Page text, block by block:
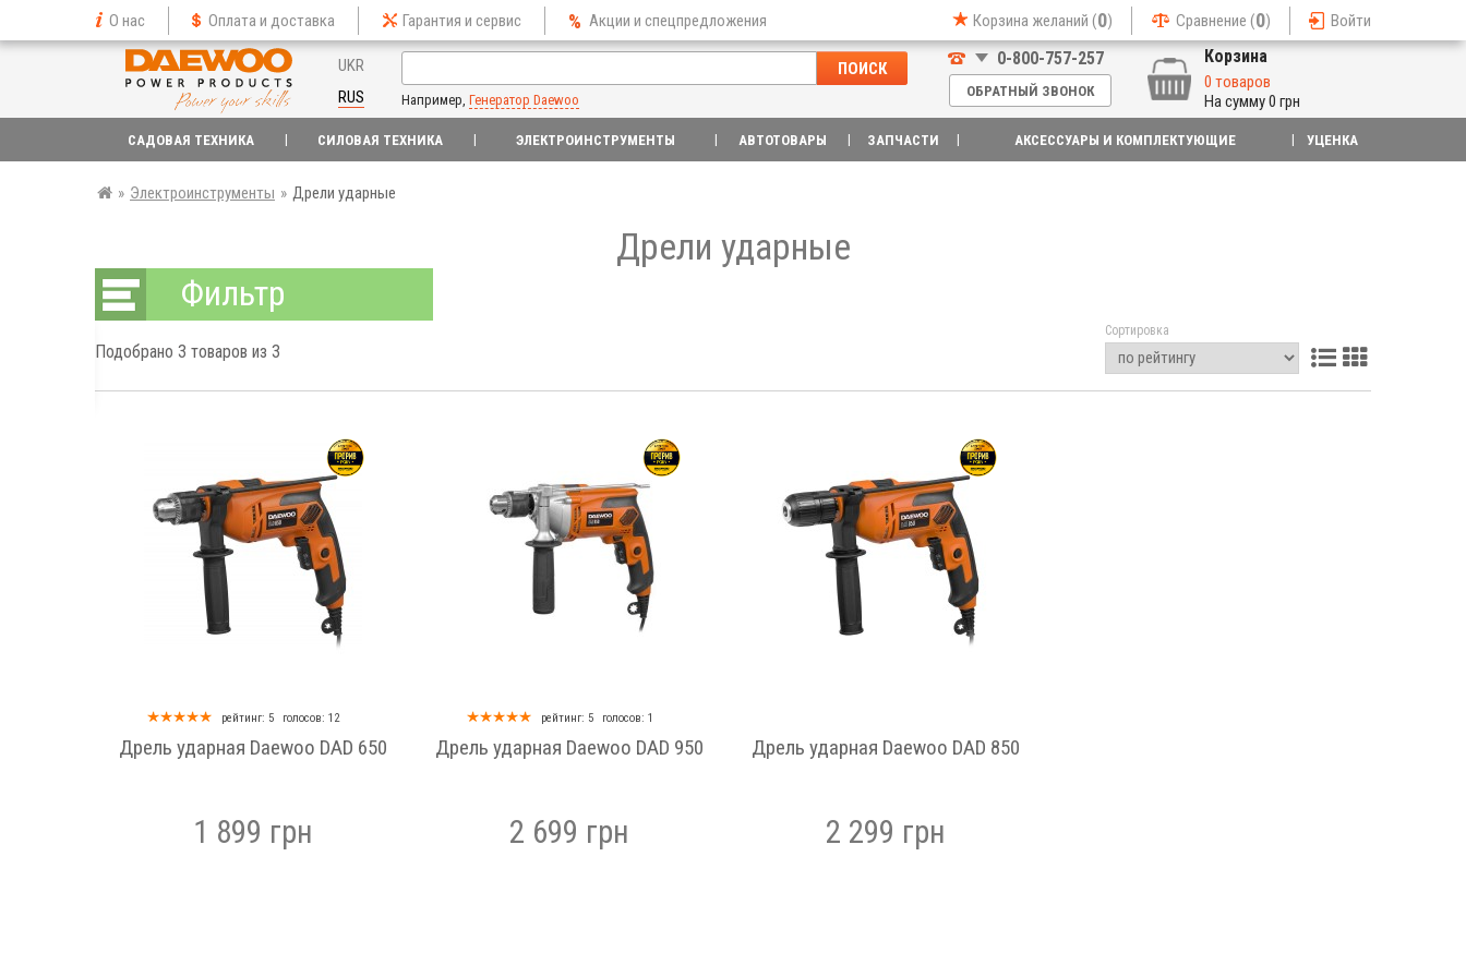
О нас Оплата и доставка Гарантия и сервис Акции и спецпредложения Корзина желаний (0) Сравнение (0) Войти
UKR
RUS
Корзина
0 товаров
На сумму0 грн
0-800-757-257
ОБРАТНЫЙ ЗВОНОК
ПОИСК
Например, Генератор Daewoo
САДОВАЯ ТЕХНИКА СИЛОВАЯ ТЕХНИКА ЭЛЕКТРОИНСТРУМЕНТЫ АВТОТОВАРЫ ЗАПЧАСТИ АКСЕССУАРЫ И КОМПЛЕКТУЮЩИЕ УЦЕНКА
» Электроинструменты » Дрели ударные
Дрели ударные
Фильтр
Сортировка
Подобрано 3 товаров из 3
рейтинг: 5 голосов: 12
Дрель ударная Daewoo DAD 650
1 899 грн
рейтинг: 5 голосов: 1
Дрель ударная Daewoo DAD 950
2 699 грн
Дрель ударная Daewoo DAD 850
2 299 грн